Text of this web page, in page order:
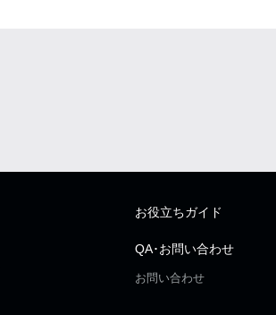
お役立ちガイド
QA･お問い合わせ
お問い合わせ